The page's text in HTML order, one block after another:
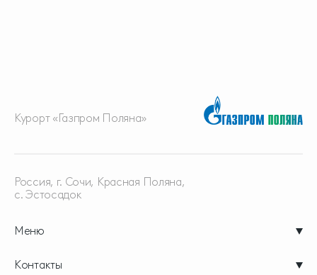
Курорт «Газпром Поляна»
Меню
Россия, г. Сочи, Красная Поляна,
с. Эстосадок
Контакты